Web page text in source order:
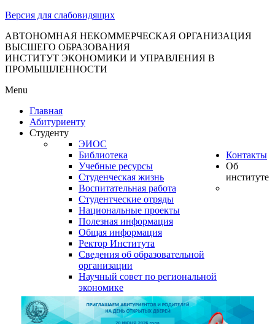
Версия для слабовидящих
АВТОНОМНАЯ НЕКОММЕРЧЕСКАЯ ОРГАНИЗАЦИЯ
ВЫСШЕГО ОБРАЗОВАНИЯ
ИНСТИТУТ ЭКОНОМИКИ И УПРАВЛЕНИЯ В
ПРОМЫШЛЕННОСТИ
Menu
Главная
Абитуриенту
Студенту
ЭИОС
Библиотека
Учебные ресурсы
Студенческая жизнь
Воспитательная работа
Студентческие отряды
Национальные проекты
Полезная информация
Контакты
Об
институте
Общая информация
Ректор Института
Сведения об образовательной
организации
Научный совет по региональной
экономике